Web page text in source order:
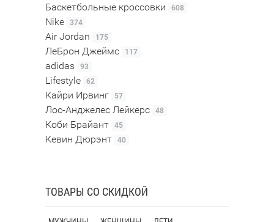
Баскетбольные кроссовки 608
Nike 374
Air Jordan 175
ЛеБрон Джеймс 117
adidas 93
Lifestyle 62
Кайри Ирвинг 57
Лос-Анджелес Лейкерс 48
Коби Брайант 45
Кевин Дюрэнт 40
ТОВАРЫ СО СКИДКОЙ